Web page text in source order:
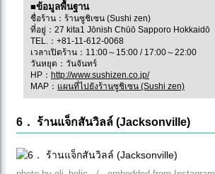
■ข้อมูลพื้นฐาน
ชื่อร้าน：ร้านซูชิเซน (Sushi zen)
ที่อยู่：27 kita1 Jōnish Chūō Sapporo Hokkaidō
TEL.：+81-11-612-0068
เวลาเปิดร้าน：11:00～15:00 / 17:00～22:00
วันหยุด：วันจันทร์
HP： http://www.sushizen.co.jp/
MAP： แผนที่ไปยังร้านซูชิเซน (Sushi zen)
6． ร้านแจ็กสันวิลล์ (Jacksonville)